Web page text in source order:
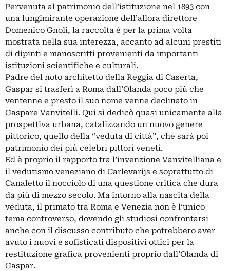
Pervenuta al patrimonio dell’istituzione nel 1893 con
una lungimirante operazione dell’allora direttore
Domenico Gnoli, la raccolta è per la prima volta
mostrata nella sua interezza, accanto ad alcuni prestiti
di dipinti e manoscritti provenienti da importanti
istituzioni scientifiche e culturali.
Padre del noto architetto della Reggia di Caserta,
Gaspar si trasferì a Roma dall’Olanda poco più che
ventenne e presto il suo nome venne declinato in
Gaspare Vanvitelli. Qui si dedicò quasi unicamente alla
prospettiva urbana, catalizzando un nuovo genere
pittorico, quello della “veduta di città”, che sarà poi
patrimonio dei più celebri pittori veneti.
Ed è proprio il rapporto tra l’invenzione Vanvitelliana e
il vedutismo veneziano di Carlevarijs e soprattutto di
Canaletto il nocciolo di una questione critica che dura
da più di mezzo secolo. Ma intorno alla nascita della
veduta, il primato tra Roma e Venezia non è l’unico
tema controverso, dovendo gli studiosi confrontarsi
anche con il discusso contributo che potrebbero aver
avuto i nuovi e sofisticati dispositivi ottici per la
restituzione grafica provenienti proprio dall’Olanda di
Gaspar.